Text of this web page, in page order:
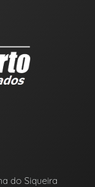
do Siqueira